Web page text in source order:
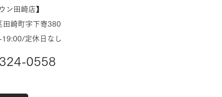
ン田崎店】
田崎町字下寄380
定休日なし
0558